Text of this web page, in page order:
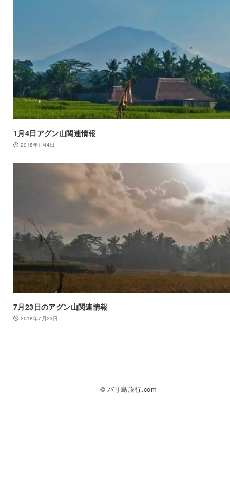
1月4日アグン山関連情報
2018年1月4日
7月23日のアグン山関連情報
2018年7月23日
© バリ島旅行.com